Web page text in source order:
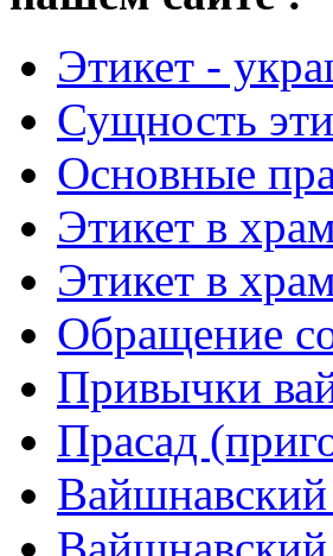
Этикет -
Сущность
Основные
Этикет в
Этикет в
Обращение
Привычки
Прасад
Вайшнавский